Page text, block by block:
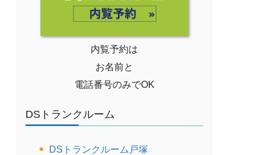
内覧予約は
お名前と
電話番号のみでOK
DSトランクルーム
DSトランクルーム戸塚